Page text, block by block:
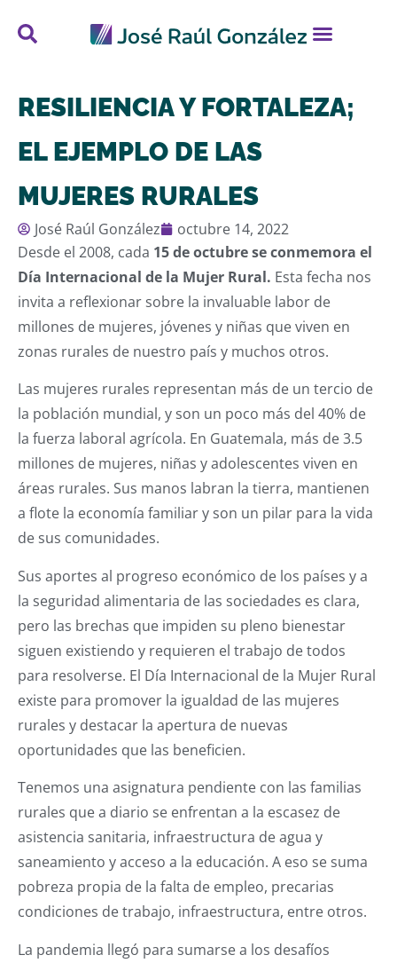
RESILIENCIA Y FORTALEZA;
EL EJEMPLO DE LAS
MUJERES RURALES
José Raúl González
octubre 14, 2022
Desde el 2008, cada 15 de octubre se conmemora el
Día Internacional de la Mujer Rural. Esta fecha nos
invita a reflexionar sobre la invaluable labor de
millones de mujeres, jóvenes y niñas que viven en
zonas rurales de nuestro país y muchos otros.
Las mujeres rurales representan más de un tercio de
la población mundial, y son un poco más del 40% de
la fuerza laboral agrícola. En Guatemala, más de 3.5
millones de mujeres, niñas y adolescentes viven en
áreas rurales. Sus manos labran la tierra, mantienen
a flote la economía familiar y son un pilar para la vida
de sus comunidades.
Sus aportes al progreso económico de los países y a
la seguridad alimentaria de las sociedades es clara,
pero las brechas que impiden su pleno bienestar
siguen existiendo y requieren el trabajo de todos
para resolverse. El Día Internacional de la Mujer Rural
existe para promover la igualdad de las mujeres
rurales y destacar la apertura de nuevas
oportunidades que las beneficien.
Tenemos una asignatura pendiente con las familias
rurales que a diario se enfrentan a la escasez de
asistencia sanitaria, infraestructura de agua y
saneamiento y acceso a la educación. A eso se suma
pobreza propia de la falta de empleo, precarias
condiciones de trabajo, infraestructura, entre otros.
La pandemia llegó para sumarse a los desafíos